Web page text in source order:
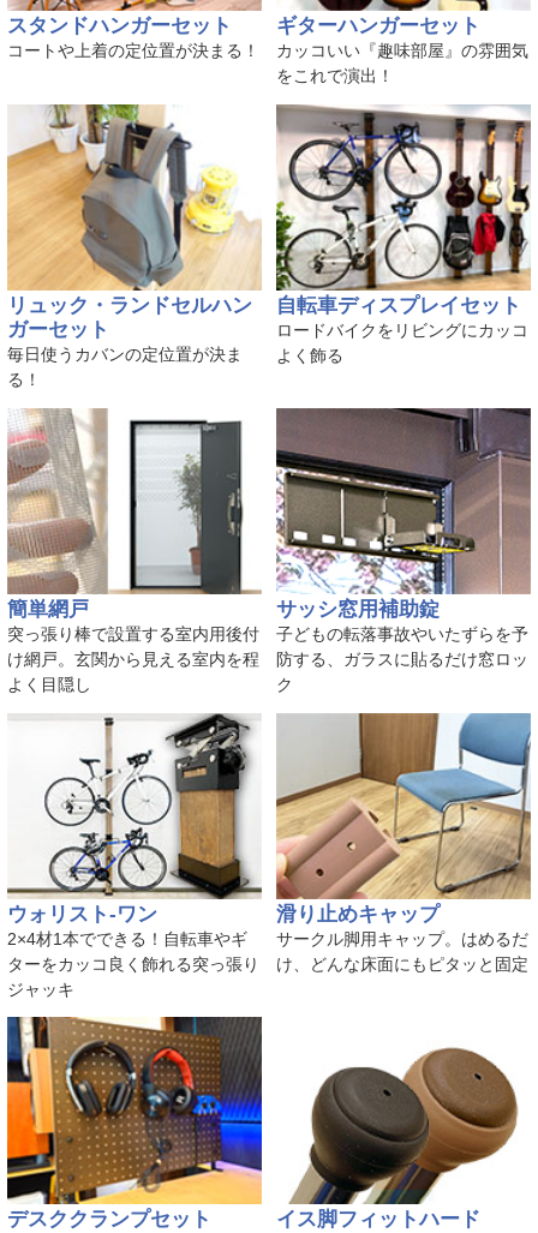
スタンドハンガーセット
コートや上着の定位置が決まる！
ギターハンガーセット
カッコいい『趣味部屋』の雰囲気
をこれで演出！
リュック・ランドセルハン
ガーセット
毎日使うカバンの定位置が決ま
る！
自転車ディスプレイセット
ロードバイクをリビングにカッコ
よく飾る
簡単網戸
突っ張り棒で設置する室内用後付
け網戸。玄関から見える室内を程
よく目隠し
サッシ窓用補助錠
子どもの転落事故やいたずらを予
防する、ガラスに貼るだけ窓ロッ
ク
ウォリスト-ワン
2×4材1本でできる！自転車やギ
ターをカッコ良く飾れる突っ張り
ジャッキ
滑り止めキャップ
サークル脚用キャップ。はめるだ
け、どんな床面にもピタッと固定
デスククランプセット イス脚フィットハード